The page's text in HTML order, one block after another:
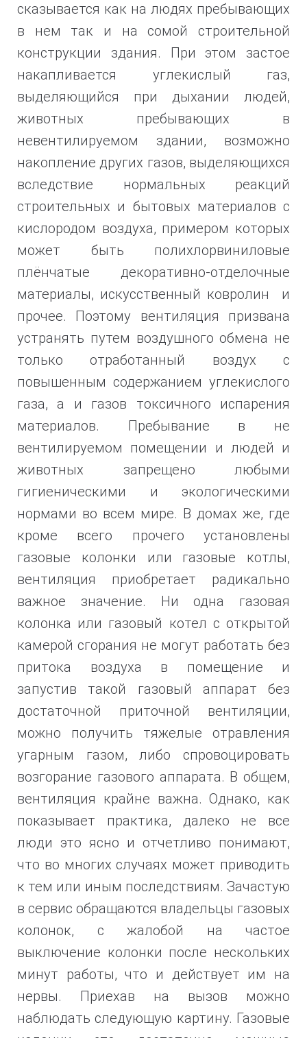
сказывается как на людях пребывающих
в нем так и на сомой строительной
конструкции здания. При этом застое
накапливается углекислый газ,
выделяющийся при дыхании людей,
животных пребывающих в
невентилируемом здании, возможно
накопление других газов, выделяющихся
вследствие нормальных реакций
строительных и бытовых материалов с
кислородом воздуха, примером которых
может быть полихлорвиниловые
плёнчатые декоративно-отделочные
материалы, искусственный ковролин и
прочее. Поэтому вентиляция призвана
устранять путем воздушного обмена не
только отработанный воздух с
повышенным содержанием углекислого
газа, а и газов токсичного испарения
материалов. Пребывание в не
вентилируемом помещении и людей и
животных запрещено любыми
гигиеническими и экологическими
нормами во всем мире. В домах же, где
кроме всего прочего установлены
газовые колонки или газовые котлы,
вентиляция приобретает радикально
важное значение. Ни одна газовая
колонка или газовый котел с открытой
камерой сгорания не могут работать без
притока воздуха в помещение и
запустив такой газовый аппарат без
достаточной приточной вентиляции,
можно получить тяжелые отравления
угарным газом, либо спровоцировать
возгорание газового аппарата. В общем,
вентиляция крайне важна. Однако, как
показывает практика, далеко не все
люди это ясно и отчетливо понимают,
что во многих случаях может приводить
к тем или иным последствиям. Зачастую
в сервис обращаются владельцы газовых
колонок, с жалобой на частое
выключение колонки после нескольких
минут работы, что и действует им на
нервы. Приехав на вызов можно
наблюдать следующую картину. Газовые